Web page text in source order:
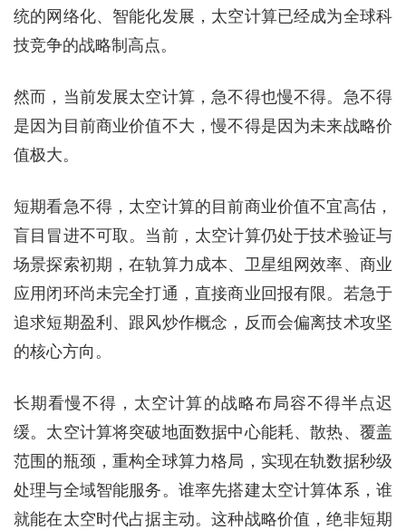
统的网络化、智能化发展，太空计算已经成为全球科
技竞争的战略制高点。
然而，当前发展太空计算，急不得也慢不得。急不得
是因为目前商业价值不大，慢不得是因为未来战略价
值极大。
短期看急不得，太空计算的目前商业价值不宜高估，
盲目冒进不可取。当前，太空计算仍处于技术验证与
场景探索初期，在轨算力成本、卫星组网效率、商业
应用闭环尚未完全打通，直接商业回报有限。若急于
追求短期盈利、跟风炒作概念，反而会偏离技术攻坚
的核心方向。
长期看慢不得，太空计算的战略布局容不得半点迟
缓。太空计算将突破地面数据中心能耗、散热、覆盖
范围的瓶颈，重构全球算力格局，实现在轨数据秒级
处理与全域智能服务。谁率先搭建太空计算体系，谁
就能在太空时代占据主动。这种战略价值，绝非短期